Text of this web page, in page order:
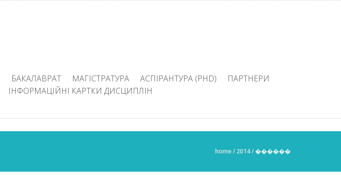
БАКАЛАВРАТ МАГІСТРАТУРА АСПІРАНТУРА (PHD)
ПАРТНЕРИ
ІНФОРМАЦІЙНІ КАРТКИ ДИСЦИПЛІН
home/ 2014/������